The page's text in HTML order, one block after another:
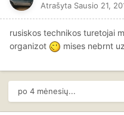
Atrašyta Sausio 21,
rusiskos technikos turetojai
organizot
mises nebrnt
po 4 mėnesių...